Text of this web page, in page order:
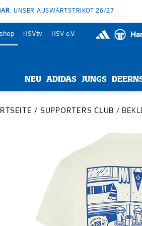
: UNSER AUSWÄRTSTRIKOT 26/27
HSV.tv HSV e.V.
NEU ADIDAS JUNGS
/ SUPPORTERS CLUB /